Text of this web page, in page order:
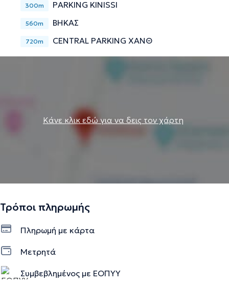
300m PARKING KINISSI
560m ΒΗΚΑΣ
720m CENTRAL PARKING ΧΑΝΘ
Κάνε κλικ εδώ για να δεις τον χάρτη
Τρόποι πληρωμής
Πληρωμή με κάρτα
Μετρητά
Συμβεβλημένος με ΕΟΠΥΥ